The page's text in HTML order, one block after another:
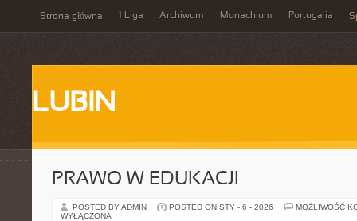
Strona główna 1 Liga Archiwum Monachium Portugalia
LUBIN
PRAWO W EDUKACJI
POSTED BY ADMIN POSTED ON STY - 6 - 2026
MOŻLIWOŚĆ
WYŁĄCZONA